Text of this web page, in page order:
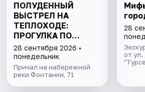
ПОЛУДЕННЫЙ
ВЫСТРЕЛ НА
ТЕПЛОХОДЕ:
ПРОГУЛКА ПО
КАНАЛАМ
ПЕТЕРБУРГА С
ДЕТЬМИ
28 сентября 2026 •
понедельник
Причал на набережной
реки Фонтанки, 71
28
от